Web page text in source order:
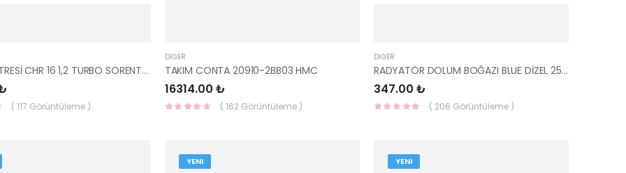
POLEN FİLTRESİ CHR 16 1,2 TURBO SORENTO 15 KARBONLU 87139-F4010 YS
( 117 Görüntüleme )
DIĞER
TAKIM CONTA 20910-2BB03 HMC
16314.00 ₺
( 162 Görüntüleme )
DIĞER
RADYATÖR DOLUM BOĞAZI BLUE DİZEL 25329-1R300-YS
347.00 ₺
( 206 Görüntüleme )
YENI YENI